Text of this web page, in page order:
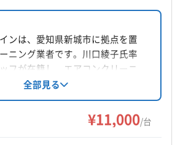
宮前町169-4 ブル-オ-シャン101
焼津市 静岡市葵区
田市 藤枝市
牧之原市
ンは、愛知県新城市に拠点を置
ニング業者です。川口綾子氏率
フが在籍し、エアコンクリーニ
土日祝日も対応。防カビ・抗菌
提供し、安心の法人営業で、家
寄り添っています。
全部見る
¥11,000/台